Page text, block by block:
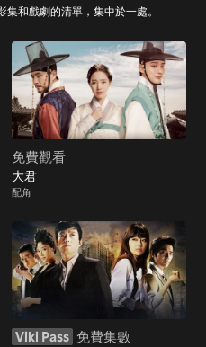
和戲劇的清單，集中於一處。
免費觀看
大君
配角
Viki Pass 免費集數